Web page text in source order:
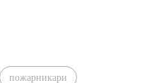
пожарникари